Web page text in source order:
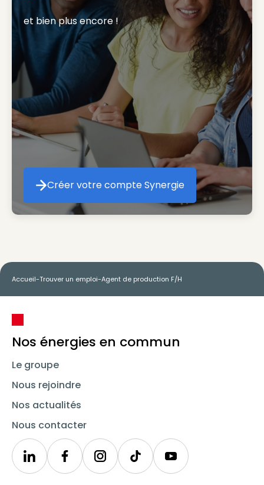
et bien plus encore !
Créer votre compte Synergie
Créer votre compte Synergie
Accueil-Trouver un emploi-Agent de production F/H
Nos énergies en commun
Le groupe
Nous rejoindre
Nos actualités
Nous contacter
LinkedinSynergieInstagramTikTok Youtube